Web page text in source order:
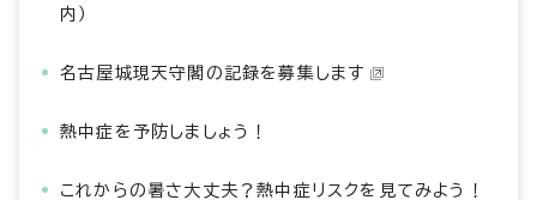
内）
名古屋城現天守閣の記録を募集します
熱中症を予防しましょう！
これからの暑さ大丈夫？熱中症リスクを見てみよう！